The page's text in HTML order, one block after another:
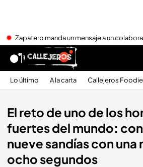
Zapatero manda un mensaje a un
Lo último A la carta Callejeros
El reto de uno de los
fuertes del mundo:
nueve sandías con una
ocho segundos